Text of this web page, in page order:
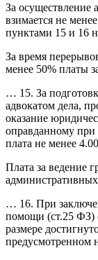
За осуществление
взимается не
пунктами 15 и 16
За время
менее 50% платы
… 15. За
адвокатом дела,
оказание
оправданному при
плата не менее
Плата за ведение
… 16. При
помощи (ст.25 ФЗ)
размере
предусмотренном